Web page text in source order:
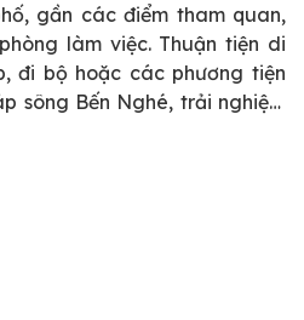
gần các điểm tham quan,
làm việc. Thuận tiện di
đi bộ hoặc các phương tiện
sông Bến Nghé, trải nghiệm
Căn hộ sở hữu phong
gian thích hợp làm văn